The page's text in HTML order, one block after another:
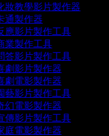
妝教學影片製作器
通製作器
應影片製作工具
業製作工具
答影片製作工具
劇影片製作器
劇電影製作器
藝影片製作工具
幻電影製作器
傳影片製作工具
庭電影製作器